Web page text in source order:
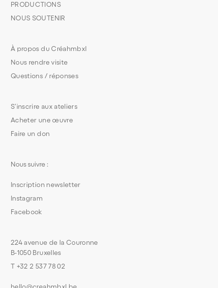
S’inscrire aux ateliers
Acheter une œuvre
Faire un don
À propos du Créahmbxl
Nous rendre visite
Questions / réponses
PRODUCTIONS
NOUS SOUTENIR
224 avenue de la Couronne
B-1050 Bruxelles
T +32 2 537 78 02
Nous suivre :
Inscription newsletter
Instagram
Facebook